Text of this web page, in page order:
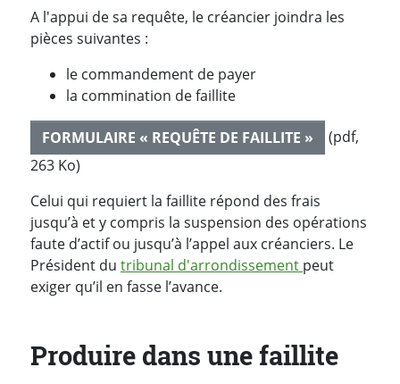
A l'appui de sa requête, le créancier joindra les
pièces suivantes :
le commandement de payer
la commination de faillite
FORMULAIRE « REQUÊTE DE FAILLITE »
(pdf,
263 Ko)
Celui qui requiert la faillite répond des frais
jusqu’à et y compris la suspension des opérations
faute d’actif ou jusqu’à l’appel aux créanciers. Le
Président du tribunal d'arrondissement peut
exiger qu’il en fasse l’avance.
Produire dans une faillite